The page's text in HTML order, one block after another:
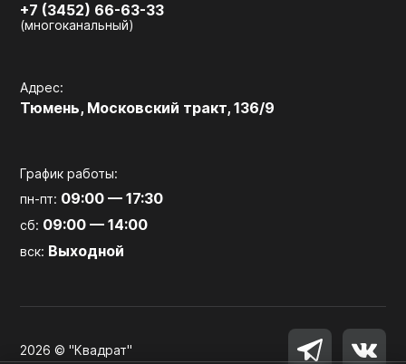
+7 (3452) 66-63-33
(многоканальный)
Адрес:
Тюмень, Московский тракт, 136/9
График работы:
пн-пт: 09:00 — 17:30
сб: 09:00 — 14:00
вск: Выходной
2026 © "Квадрат"